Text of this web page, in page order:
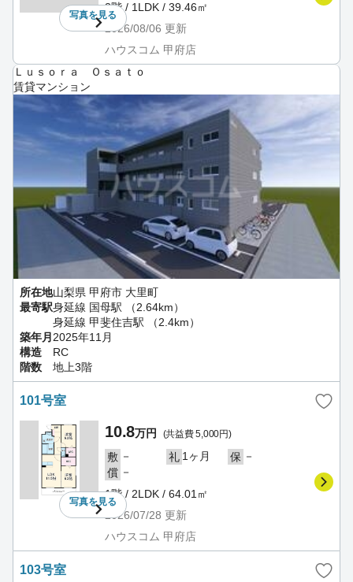
写真を見る
3階 / 1LDK / 39.46㎡
2026/08/06 更新
ハウスコム 甲府店
Ｌｕｓｏｒａ Ｏｓａｔｏ
賃貸マンション
所在地山梨県 甲府市 大里町
最寄駅身延線 国母駅 （2.64km）
身延線 甲斐住吉駅 （2.4km）
築年月 2025年11月
構造
RC
階数
地上3階
101号室
写真を見る
10.8万円 (共益費 5,000円)
敷 － 礼 1ヶ月 保 －
償 －
1階 / 2LDK / 64.01㎡
2026/07/28 更新
ハウスコム 甲府店
103号室